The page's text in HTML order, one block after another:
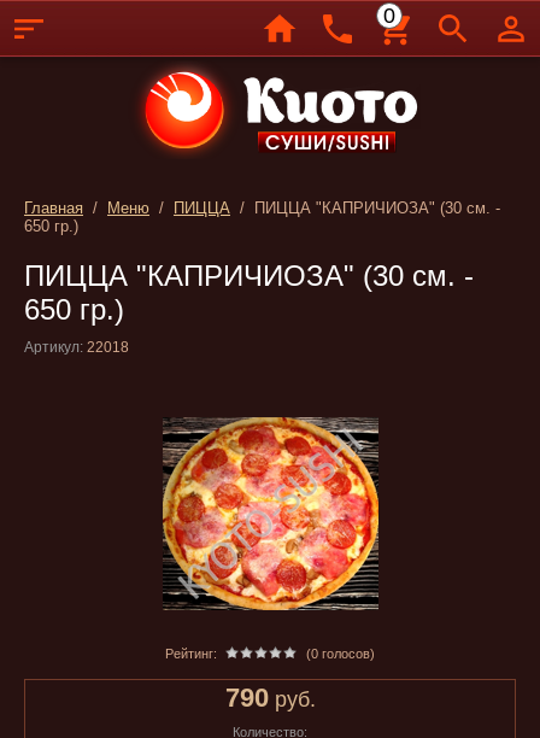
Главная / Меню / ПИЦЦА / ПИЦЦА "КАПРИЧИОЗА" (30 см. -
650 гр.)
ПИЦЦА "КАПРИЧИОЗА" (30 см. -
650 гр.)
Артикул: 22018
Рейтинг: (0 голосов)
790руб.
Количество:
0